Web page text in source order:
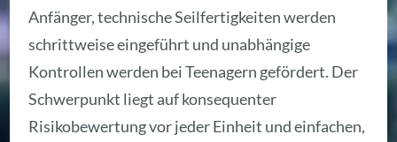
Anfänger, technische Seilfertigkeiten werden
schrittweise eingeführt und unabhängige
Kontrollen werden bei Teenagern gefördert. Der
Schwerpunkt liegt auf konsequenter
Risikobewertung vor jeder Einheit und einfachen,